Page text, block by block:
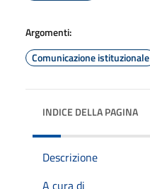
Argomenti:
Comunicazione istituzionale
INDICE DELLA PAGINA
Descrizione
A cura di